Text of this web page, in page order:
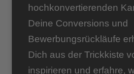
hochkonvertierenden
Deine Conversions und
Bewerbungsrückläufe
Dich aus der Trickkiste
inspirieren und erfahre,